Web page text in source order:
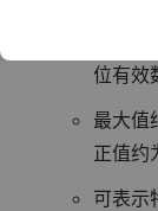
占用8
位有效
最大值
正值约
可表示